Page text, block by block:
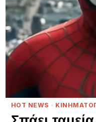
HOT NEWS ·